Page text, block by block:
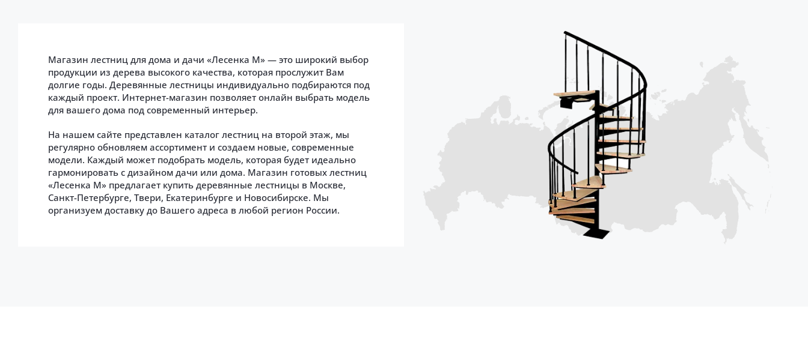
Магазин лестниц для дома и дачи «Лесенка М» — это широкий выбор
продукции из дерева высокого качества, которая прослужит Вам
долгие годы. Деревянные лестницы индивидуально подбираются под
каждый проект. Интернет-магазин позволяет онлайн выбрать модель
для вашего дома под современный интерьер.
На нашем сайте представлен каталог лестниц на второй этаж, мы
регулярно обновляем ассортимент и создаем новые, современные
модели. Каждый может подобрать модель, которая будет идеально
гармонировать с дизайном дачи или дома. Магазин готовых лестниц
«Лесенка М» предлагает купить деревянные лестницы в Москве,
Санкт-Петербурге, Твери, Екатеринбурге и Новосибирске. Мы
организуем доставку до Вашего адреса в любой регион России.